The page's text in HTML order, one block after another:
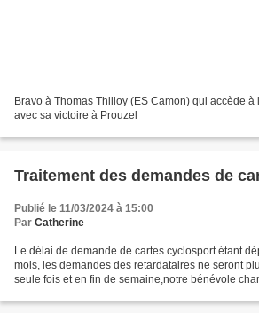
Bravo à Thomas Thilloy (ES Camon) qui accède
avec sa victoire à Prouzel
Traitement des demandes de
Publié le 11/03/2024 à 15:00
Par Catherine
Le délai de demande de cartes cyclosport étant
mois, les demandes des retardataires ne seront
seule fois et en fin de semaine,notre bénévole